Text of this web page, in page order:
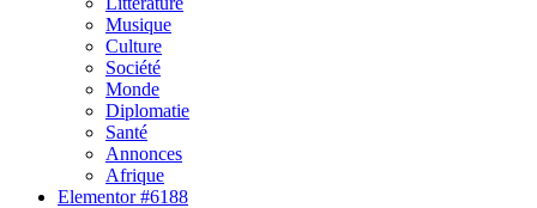
Musique
Culture
Société
Monde
Diplomatie
Santé
Annonces
Afrique
Elementor #6188